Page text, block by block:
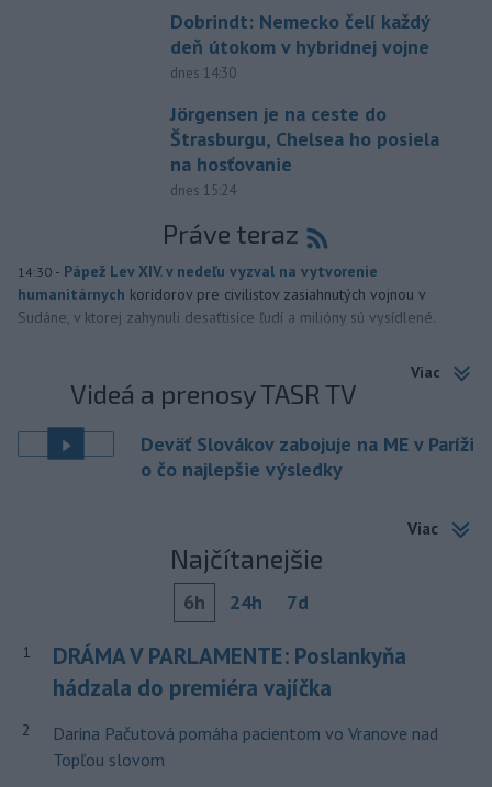
Dobrindt: Nemecko čelí každý
deň útokom v hybridnej vojne
dnes 14:30
Jörgensen je na ceste do
Štrasburgu, Chelsea ho posiela
na hosťovanie
dnes 15:24
Práve teraz
14:30 - Pápež Lev XIV. v nedeľu vyzval na vytvorenie
humanitárnych koridorov pre civilistov zasiahnutých vojnou v
Sudáne, v ktorej zahynuli desaťtisíce ľudí a milióny sú vysídlené.
Viac
Videá a prenosy TASR TV
Deväť Slovákov zabojuje na ME v Paríži
o čo najlepšie výsledky
Viac
Najčítanejšie
6h 24h 7d
1
DRÁMA V PARLAMENTE: Poslankyňa
hádzala do premiéra vajíčka
2
Darina Pačutová pomáha pacientom vo Vranove nad
Topľou slovom